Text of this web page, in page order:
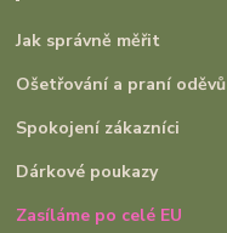
Jak správně měřit
Ošetřování a praní oděvů
Spokojení zákazníci
Dárkové poukazy
Zasíláme po celé EU